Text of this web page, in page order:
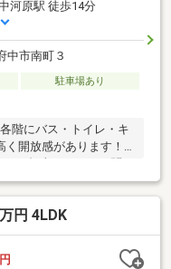
河原駅 徒歩14分
中市南町３
駐車場あり
階にバス・トイレ・キ
開放感があります！
学予約ボタンまたはフ
資料請求ボタン(無
質問・ご相談もお気軽
ビングコンシェルのHP
円 4LDK